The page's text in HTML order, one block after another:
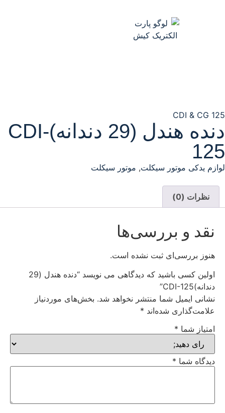
CDI & CG 125
دنده هندل (29 دندانه)CDI-
125
لوازم یدکی موتور سیکلت, موتور سیکلت
نظرات (0)
نقد و بررسی‌ها
هنوز بررسی‌ای ثبت نشده است.
اولین کسی باشید که دیدگاهی می نویسد “دنده هندل (29
دندانه)CDI-125”
نشانی ایمیل شما منتشر نخواهد شد. بخش‌های موردنیاز
علامت‌گذاری شده‌اند *
امتیاز شما *
دیدگاه شما *